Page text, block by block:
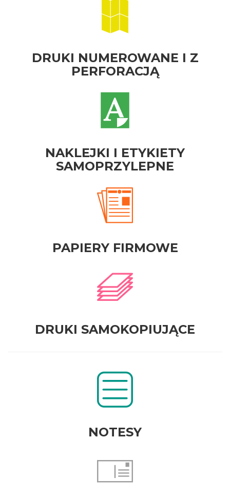
DRUKI NUMEROWANE I Z
PERFORACJĄ
NAKLEJKI I ETYKIETY
SAMOPRZYLEPNE
PAPIERY FIRMOWE
DRUKI SAMOKOPIUJĄCE
NOTESY